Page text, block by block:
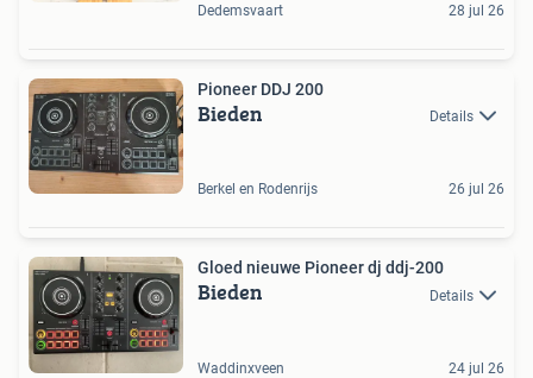
Dedemsvaart 28 jul 26
Pioneer DDJ 200
Bieden Details
Berkel en Rodenrijs 26 jul 26
Gloed nieuwe Pioneer dj ddj-200
Bieden Details
Waddinxveen 24 jul 26